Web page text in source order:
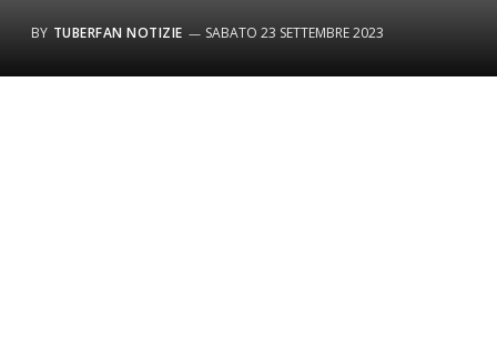
BY TUBERFAN NOTIZIE SABATO 23 SETTEMBRE 2023